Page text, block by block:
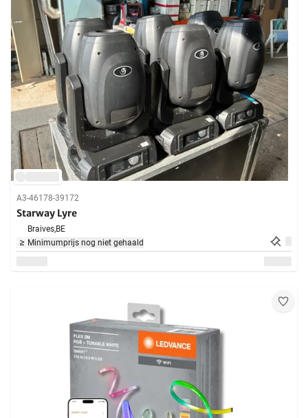
A3-46178-39172
Starway Lyre
Braives,BE
Minimumprijs nog niet gehaald